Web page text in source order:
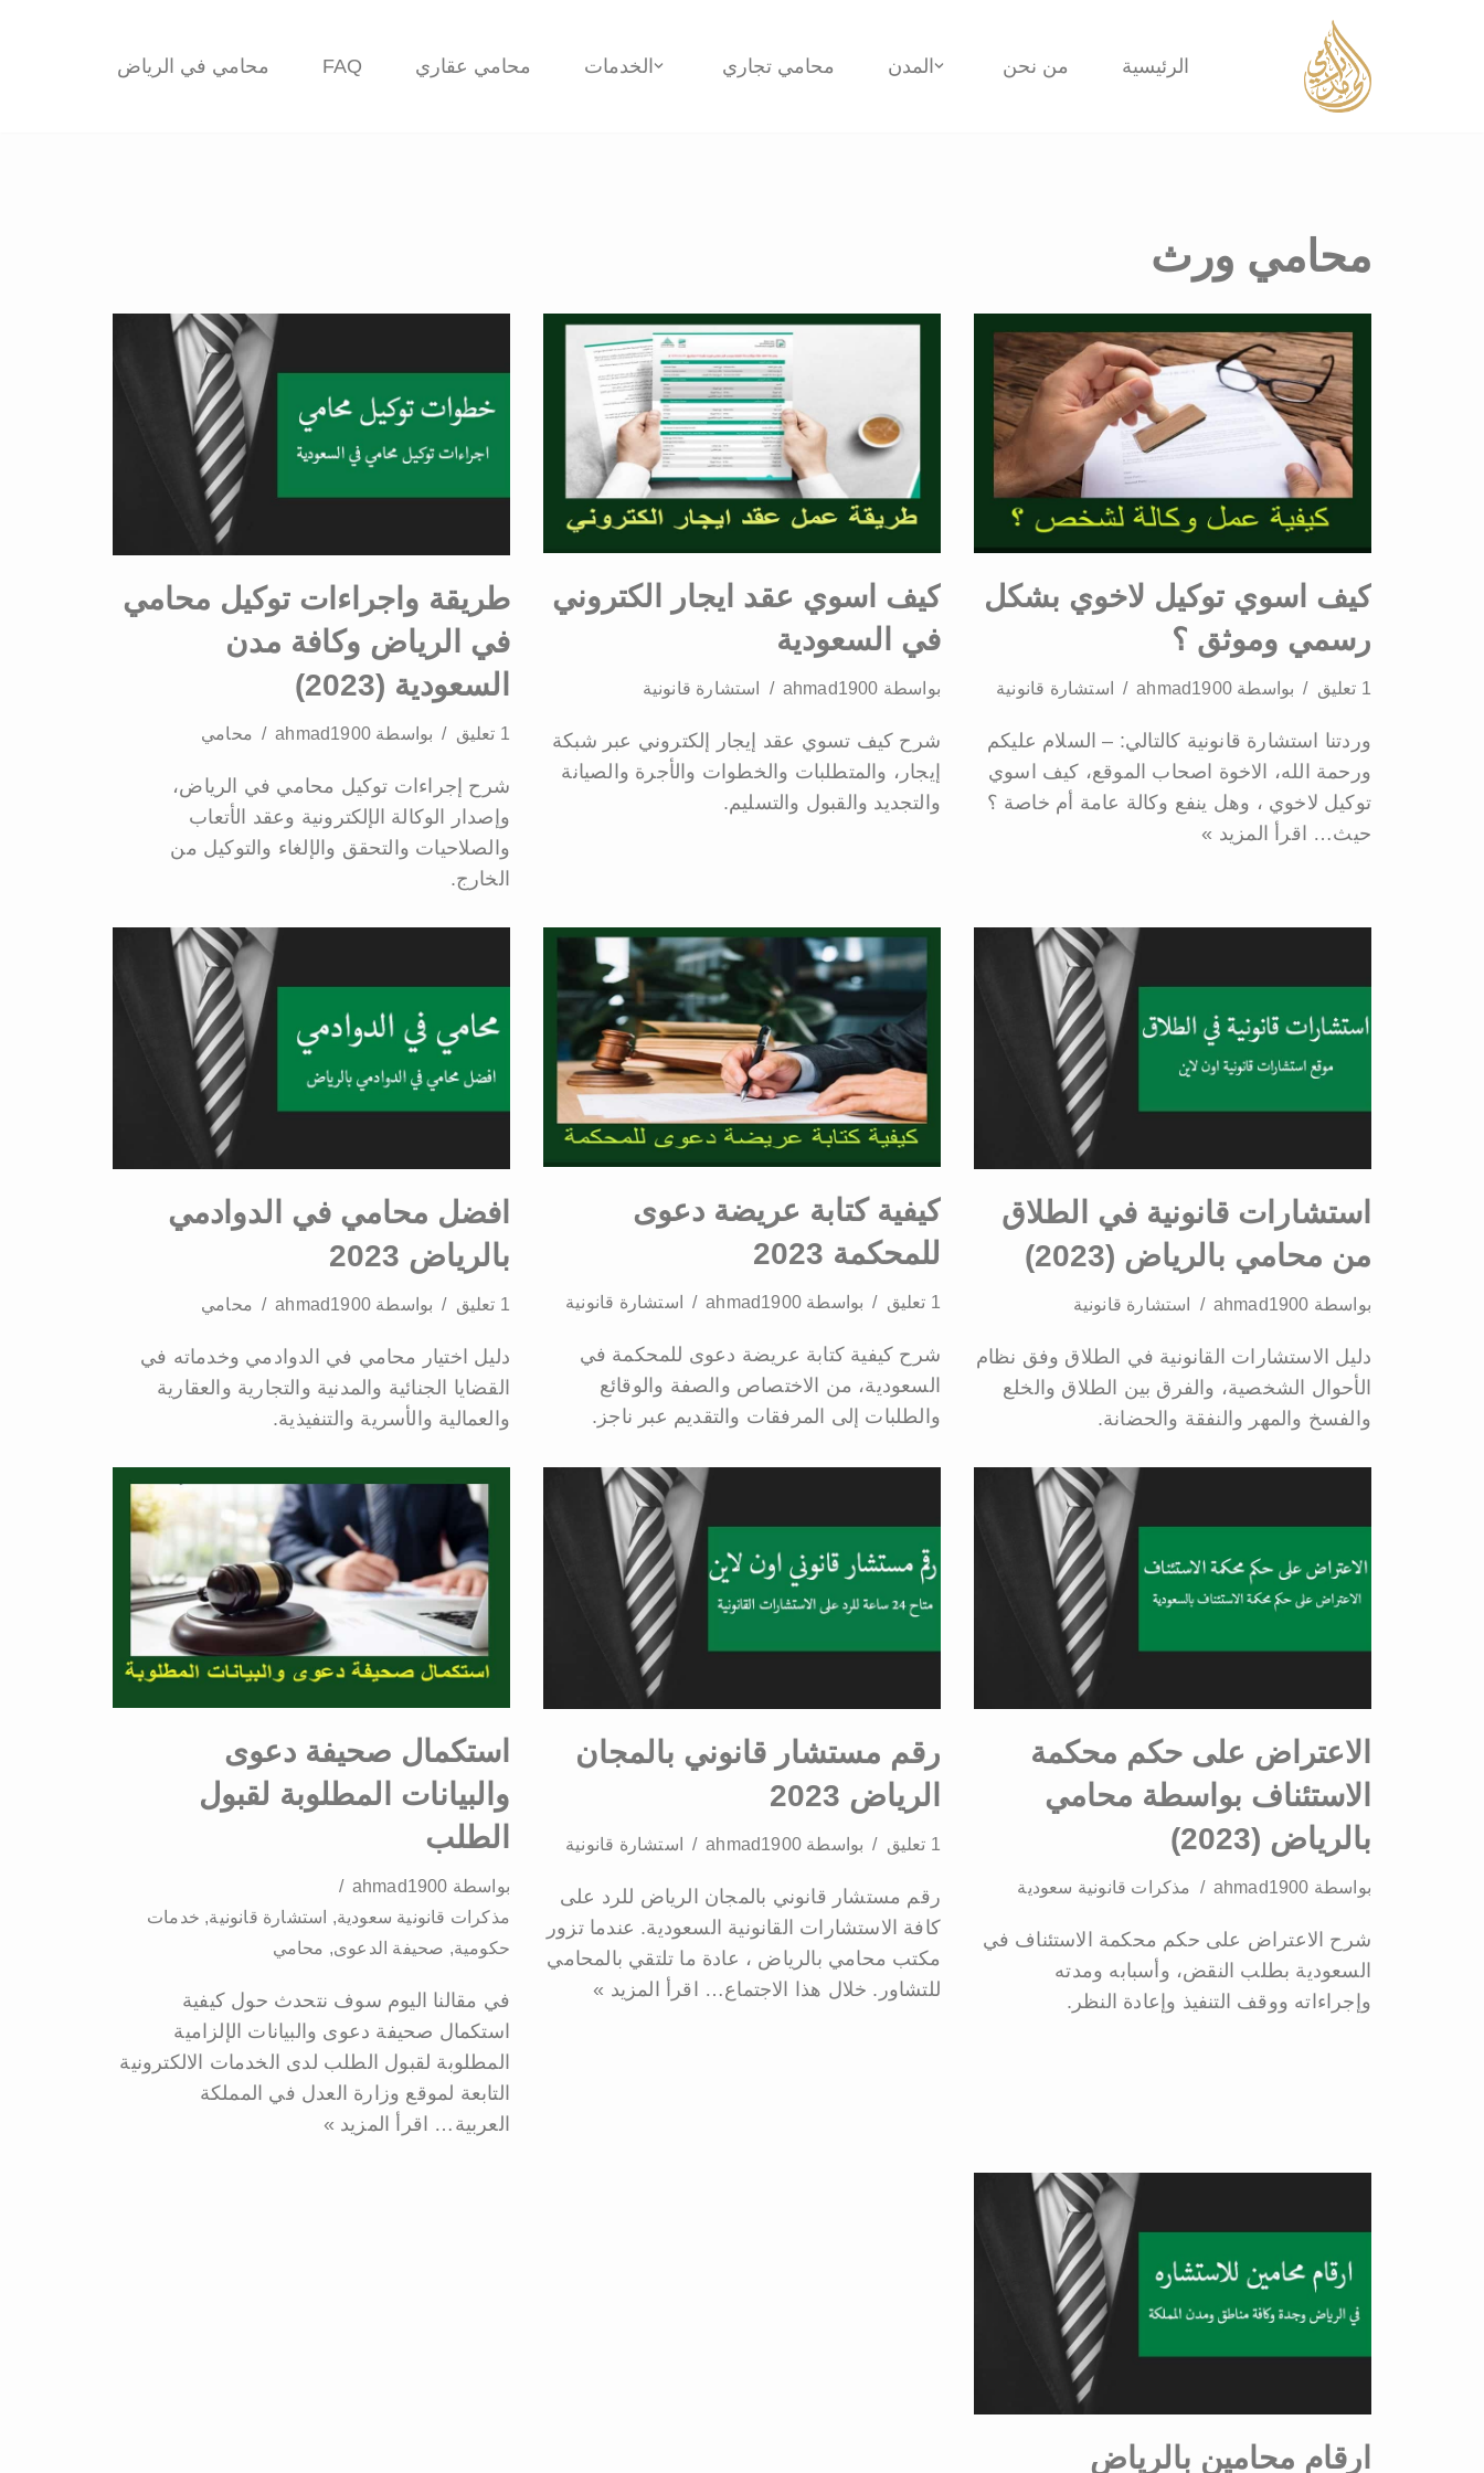
الرئيسية من نحن المدن محامي تجاري الخدمات محامي عقاري FAQ محامي في الرياض
محامي ورث
كيف اسوي توكيل لاخوي بشكل
رسمي وموثق ؟
1 تعليق بواسطةahmad1900 استشارة قانونية
وردتنا استشارة قانونية كالتالي: – السلام عليكم
ورحمة الله، الاخوة اصحاب الموقع، كيف اسوي
توكيل لاخوي ، وهل ينفع وكالة عامة أم خاصة ؟
حيث…
اقرأ المزيد »
كيف اسوي عقد ايجار الكتروني
في السعودية
بواسطة ahmad1900 استشارة قانونية
شرح كيف تسوي عقد إيجار إلكتروني عبر شبكة
إيجار، والمتطلبات والخطوات والأجرة والصيانة
والتجديد والقبول والتسليم.
طريقة واجراءات توكيل محامي
في الرياض وكافة مدن
السعودية (2023)
1 تعليق بواسطةahmad1900 محامي
شرح إجراءات توكيل محامي في الرياض،
وإصدار الوكالة الإلكترونية وعقد الأتعاب
والصلاحيات والتحقق والإلغاء والتوكيل من
الخارج.
استشارات قانونية في الطلاق
من محامي بالرياض (2023)
بواسطة ahmad1900 استشارة قانونية
دليل الاستشارات القانونية في الطلاق وفق نظام
الأحوال الشخصية، والفرق بين الطلاق والخلع
والفسخ والمهر والنفقة والحضانة.
كيفية كتابة عريضة دعوى
للمحكمة 2023
1 تعليق بواسطةahmad1900 استشارة قانونية
شرح كيفية كتابة عريضة دعوى للمحكمة في
السعودية، من الاختصاص والصفة والوقائع
والطلبات إلى المرفقات والتقديم عبر ناجز.
افضل محامي في الدوادمي
بالرياض 2023
1 تعليق بواسطةahmad1900 محامي
دليل اختيار محامي في الدوادمي وخدماته في
القضايا الجنائية والمدنية والتجارية والعقارية
والعمالية والأسرية والتنفيذية.
الاعتراض على حكم محكمة
الاستئناف بواسطة محامي
بالرياض (2023)
بواسطة ahmad1900 مذكرات قانونية سعودية
شرح الاعتراض على حكم محكمة الاستئناف في
السعودية بطلب النقض، وأسبابه ومدته
وإجراءاته ووقف التنفيذ وإعادة النظر.
رقم مستشار قانوني بالمجان
الرياض 2023
1 تعليق بواسطةahmad1900 استشارة قانونية
رقم مستشار قانوني بالمجان الرياض للرد على
كافة الاستشارات القانونية السعودية. عندما تزور
مكتب محامي بالرياض ، عادة ما تلتقي بالمحامي
للتشاور. خلال هذا الاجتماع…
اقرأ المزيد »
استكمال صحيفة دعوى
والبيانات المطلوبة لقبول
الطلب
بواسطة ahmad1900
مذكرات قانونية سعودية, استشارة قانونية, خدمات
حكومية, صحيفة الدعوى, محامي
في مقالنا اليوم سوف نتحدث حول كيفية
استكمال صحيفة دعوى والبيانات الإلزامية
المطلوبة لقبول الطلب لدى الخدمات الالكترونية
التابعة لموقع وزارة العدل في المملكة
العربية… اقرأ المزيد »
ارقام محامين بالرياض